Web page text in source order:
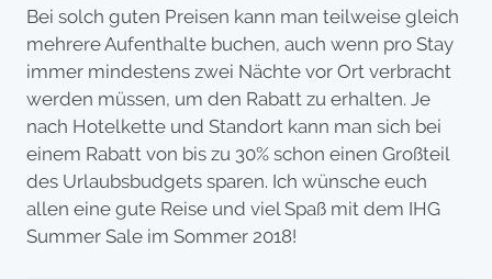
Bei solch guten Preisen kann man teilweise gleich
mehrere Aufenthalte buchen, auch wenn pro Stay
immer mindestens zwei Nächte vor Ort verbracht
werden müssen, um den Rabatt zu erhalten. Je
nach Hotelkette und Standort kann man sich bei
einem Rabatt von bis zu 30% schon einen Großteil
des Urlaubsbudgets sparen. Ich wünsche euch
allen eine gute Reise und viel Spaß mit dem IHG
Summer Sale im Sommer 2018!